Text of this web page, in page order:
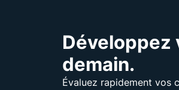
Développez
demain.
Évaluez rapidement vos